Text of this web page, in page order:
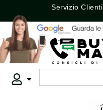
Servizio Clienti